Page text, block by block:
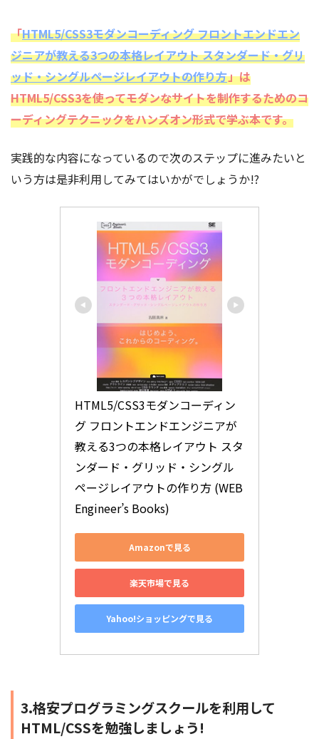
「HTML5/CSS3モダンコーディング フロントエンドエン
ジニアが教える3つの本格レイアウト スタンダード・グリ
ッド・シングルページレイアウトの作り方」は
HTML5/CSS3を使ってモダンなサイトを制作するためのコ
ーディングテクニックをハンズオン形式で学ぶ本です。
実践的な内容になっているので次のステップに進みたいと
いう方は是非利用してみてはいかがでしょうか!?
HTML5/CSS3モダンコーディン
グ フロントエンドエンジニアが
教える3つの本格レイアウト スタ
ンダード・グリッド・シングル
ページレイアウトの作り方 (WEB
Engineer’s Books)
Amazonで見る
楽天市場で見る
Yahoo!ショッピングで見る
3.格安プログラミングスクールを利用して
HTML/CSSを勉強しましょう!